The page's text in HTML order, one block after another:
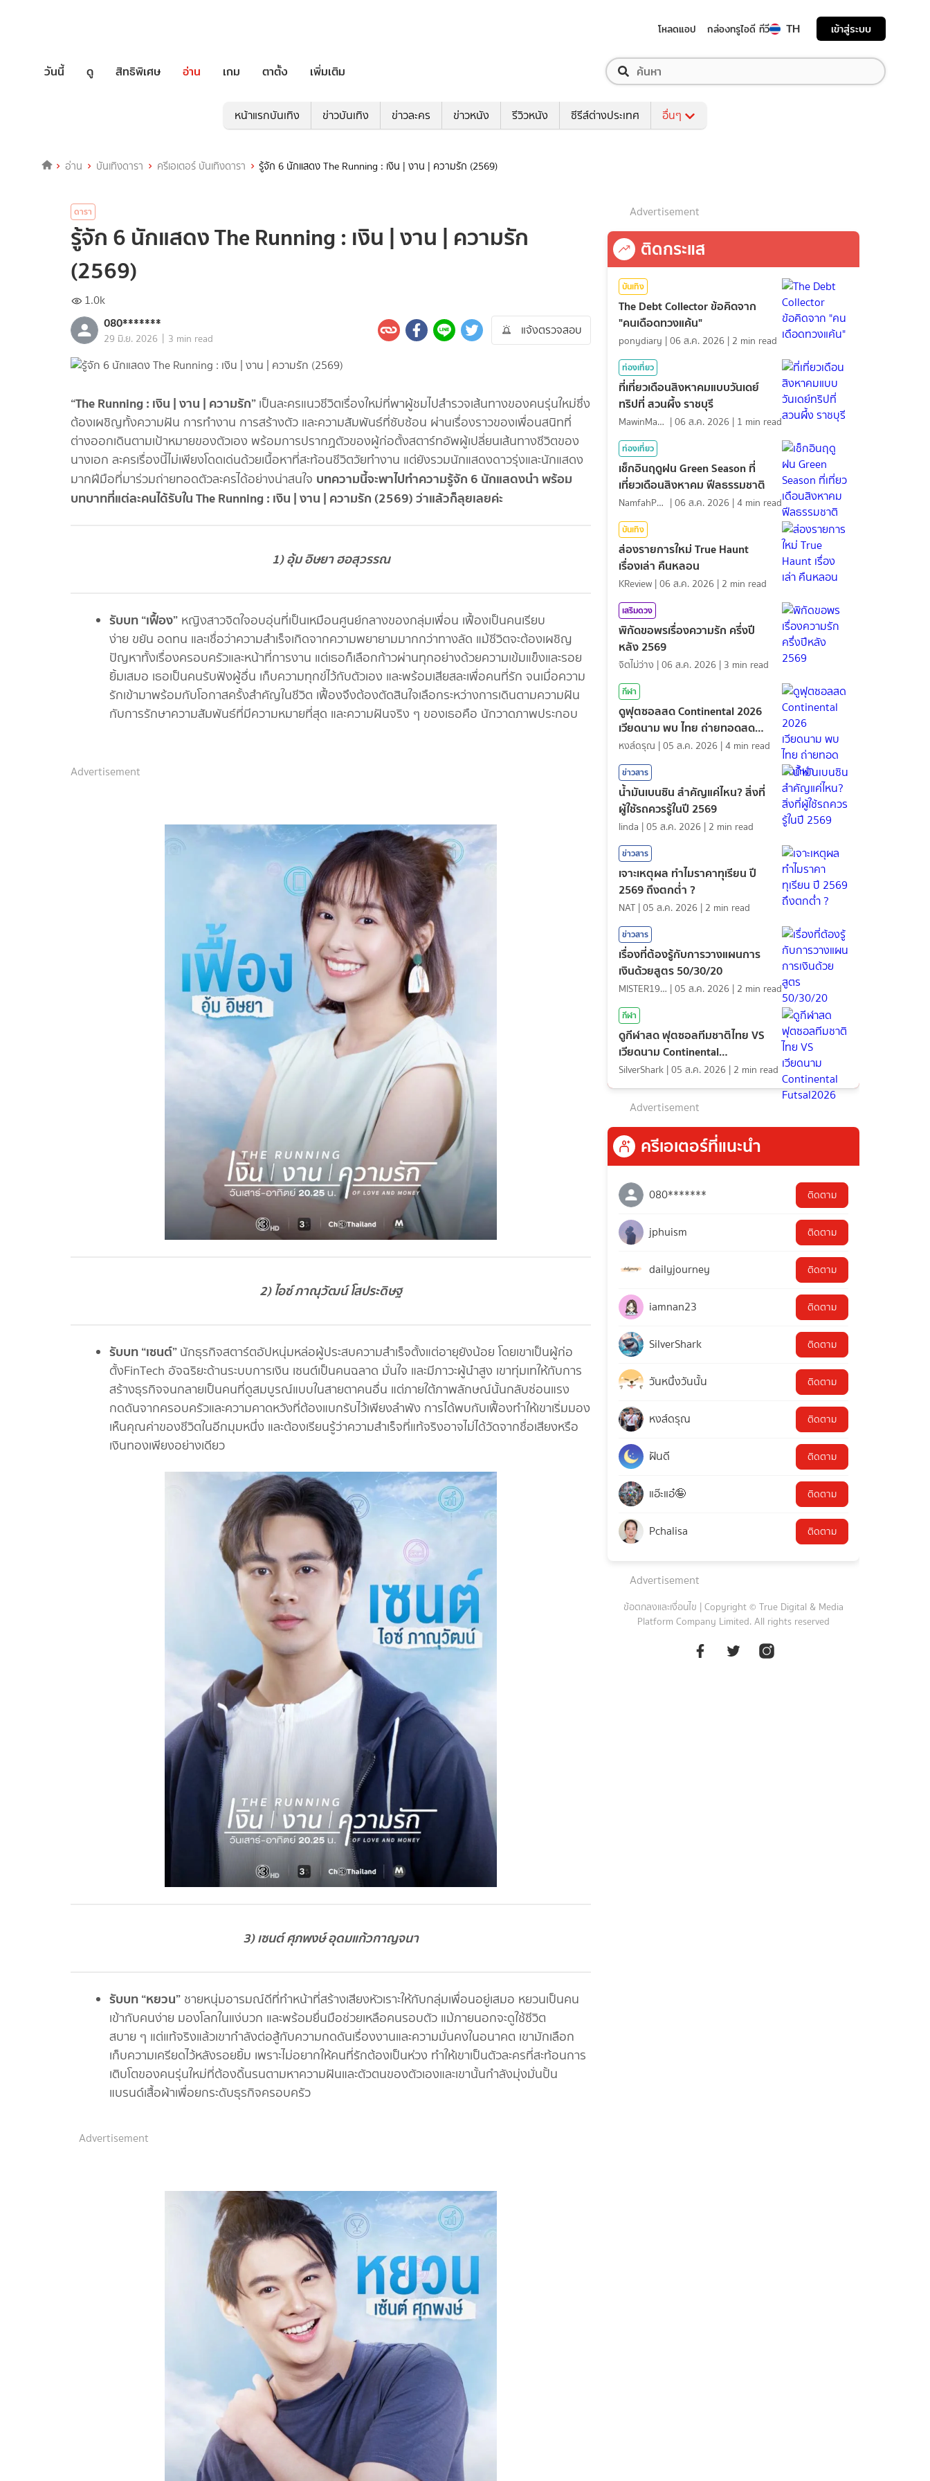
โหลดแอป กล่องทรูไอดี ทีวี TH เข้าสู่ระบบ
วันนี้ ดู สิทธิพิเศษ อ่าน เกม ตาตั้ง เพิ่มเติม
หน้าแรกบันเทิง ข่าวบันเทิง ข่าวละคร ข่าวหนัง รีวิวหนัง ซีรีส์ต่างประเทศ อื่นๆ
อ่าน บันเทิงดารา ครีเอเตอร์ บันเทิงดารา รู้จัก 6 นักแสดง The Running : เงิน | งาน | ความรัก (2569)
ดารา
รู้จัก 6 นักแสดง The Running : เงิน | งาน | ความรัก
(2569)
1.0k
080*******
29 มิ.ย. 2026 | 3 min read
แจ้งตรวจสอบ
“The Running : เงิน | งาน | ความรัก”เป็นละครแนวชีวิตเรื่องใหม่ที่พาผู้ชมไปสำรวจเส้นทางของคนรุ่นใหม่ซึ่ง
ต้องเผชิญทั้งความฝัน การทำงาน การสร้างตัว และความสัมพันธ์ที่ซับซ้อน ผ่านเรื่องราวของเพื่อนสนิทที่
ต่างออกเดินตามเป้าหมายของตัวเอง พร้อมการปรากฏตัวของผู้ก่อตั้งสตาร์ทอัพผู้เปลี่ยนเส้นทางชีวิตของ
นางเอก ละครเรื่องนี้ไม่เพียงโดดเด่นด้วยเนื้อหาที่สะท้อนชีวิตวัยทำงาน แต่ยังรวมนักแสดงดาวรุ่งและนักแสดง
มากฝีมือที่มาร่วมถ่ายทอดตัวละครได้อย่างน่าสนใจ บทความนี้จะพาไปทำความรู้จัก 6 นักแสดงนำ พร้อม
บทบาทที่แต่ละคนได้รับใน The Running : เงิน | งาน | ความรัก (2569) ว่าแล้วก็ลุยเลยค่ะ
1) อุ้ม อิษยา ฮอสุวรรณ
รับบท “เฟื้อง” หญิงสาวจิตใจอบอุ่นที่เป็นเหมือนศูนย์กลางของกลุ่มเพื่อน เฟื้องเป็นคนเรียบ
ง่าย ขยัน อดทน และเชื่อว่าความสำเร็จเกิดจากความพยายามมากกว่าทางลัด แม้ชีวิตจะต้องเผชิญ
ปัญหาทั้งเรื่องครอบครัวและหน้าที่การงาน แต่เธอก็เลือกก้าวผ่านทุกอย่างด้วยความเข้มแข็งและรอย
ยิ้มเสมอ เธอเป็นคนรับฟังผู้อื่น เก็บความทุกข์ไว้กับตัวเอง และพร้อมเสียสละเพื่อคนที่รัก จนเมื่อความ
รักเข้ามาพร้อมกับโอกาสครั้งสำคัญในชีวิต เฟื้องจึงต้องตัดสินใจเลือกระหว่างการเดินตามความฝัน
กับการรักษาความสัมพันธ์ที่มีความหมายที่สุด และความฝันจริง ๆ ของเธอคือ นักวาดภาพประกอบ
Advertisement
2) ไอซ์ ภาณุวัฒน์ โสประดิษฐ
รับบท “เซนต์”นักธุรกิจสตาร์ตอัปหนุ่มหล่อผู้ประสบความสำเร็จตั้งแต่อายุยังน้อย โดยเขาเป็นผู้ก่อ
ตั้งFinTech อัจฉริยะด้านระบบการเงิน เซนต์เป็นคนฉลาด มั่นใจ และมีภาวะผู้นำสูง เขาทุ่มเทให้กับการ
สร้างธุรกิจจนกลายเป็นคนที่ดูสมบูรณ์แบบในสายตาคนอื่น แต่ภายใต้ภาพลักษณ์นั้นกลับซ่อนแรง
กดดันจากครอบครัวและความคาดหวังที่ต้องแบกรับไว้เพียงลำพัง การได้พบกับเฟื้องทำให้เขาเริ่มมอง
เห็นคุณค่าของชีวิตในอีกมุมหนึ่ง และต้องเรียนรู้ว่าความสำเร็จที่แท้จริงอาจไม่ได้วัดจากชื่อเสียงหรือ
เงินทองเพียงอย่างเดียว
3) เซนต์ ศุภพงษ์ อุดมแก้วกาญจนา
รับบท “หยวน” ชายหนุ่มอารมณ์ดีที่ทำหน้าที่สร้างเสียงหัวเราะให้กับกลุ่มเพื่อนอยู่เสมอ หยวนเป็นคน
เข้ากับคนง่าย มองโลกในแง่บวก และพร้อมยื่นมือช่วยเหลือคนรอบตัว แม้ภายนอกจะดูใช้ชีวิต
สบาย ๆ แต่แท้จริงแล้วเขากำลังต่อสู้กับความกดดันเรื่องงานและความมั่นคงในอนาคต เขามักเลือก
เก็บความเครียดไว้หลังรอยยิ้ม เพราะไม่อยากให้คนที่รักต้องเป็นห่วง ทำให้เขาเป็นตัวละครที่สะท้อนการ
เติบโตของคนรุ่นใหม่ที่ต้องดิ้นรนตามหาความฝันและตัวตนของตัวเองและเขานั้นกำลังมุ่งมั่นปั้น
แบรนด์เสื้อผ้าเพื่อยกระดับธุรกิจครอบครัว
Advertisement
Advertisement
ติดกระแส
บันเทิง
The Debt Collector ข้อคิดจาก
"คนเดือดทวงแค้น"
ponydiary |06 ส.ค. 2026 | 2 min read
ท่องเที่ยว
ที่เที่ยวเดือนสิงหาคมแบบวันเดย์
ทริปที่ สวนผึ้ง ราชบุรี
MawinMatravel |06 ส.ค. 2026 | 1 min read
ท่องเที่ยว
เช็กอินฤดูฝน Green Season ที่
เที่ยวเดือนสิงหาคม ฟีลธรรมชาติ
NamfahPhupha |06 ส.ค. 2026 |4 min read
บันเทิง
ส่องรายการใหม่ True Haunt
เรื่องเล่า คืนหลอน
KReview |06 ส.ค. 2026 | 2 min read
เสริมดวง
พิกัดขอพรเรื่องความรัก ครึ่งปี
หลัง 2569
จิตไม่ว่าง |06 ส.ค. 2026 | 3 min read
กีฬา
ดูฟุตซอลสด Continental 2026
เวียดนาม พบ ไทย ถ่ายทอดสด
กีฬา
หงส์ดรุณ |05 ส.ค. 2026 |4 min read
ข่าวสาร
น้ำมันเบนซิน สำคัญแค่ไหน? สิ่งที่
ผู้ใช้รถควรรู้ในปี 2569
linda |05 ส.ค. 2026 | 2 min read
ข่าวสาร
เจาะเหตุผล ทำไมราคาทุเรียน ปี
2569 ถึงตกต่ำ ?
NAT |05 ส.ค. 2026 | 2 min read
ข่าวสาร
เรื่องที่ต้องรู้กับการวางแผนการ
เงินด้วยสูตร 50/30/20
MISTER1997 |05 ส.ค. 2026 | 2 min read
กีฬา
ดูกีฬาสด ฟุตซอลทีมชาติไทย VS
เวียดนาม Continental
Futsal2026
SilverShark |05 ส.ค. 2026 | 2 min read
Advertisement
ครีเอเตอร์ที่แนะนำ
080******* ติดตาม
jphuism ติดตาม
dailyjourney ติดตาม
iamnan23 ติดตาม
SilverShark ติดตาม
วันหนึ่งวันนั้น ติดตาม
หงส์ดรุณ ติดตาม
ฝันดี ติดตาม
แอ๊ะแอ๋🤪 ติดตาม
Pchalisa ติดตาม
Advertisement
ข้อตกลงและเงื่อนไข | Copyright © True Digital & Media
Platform Company Limited. All rights reserved